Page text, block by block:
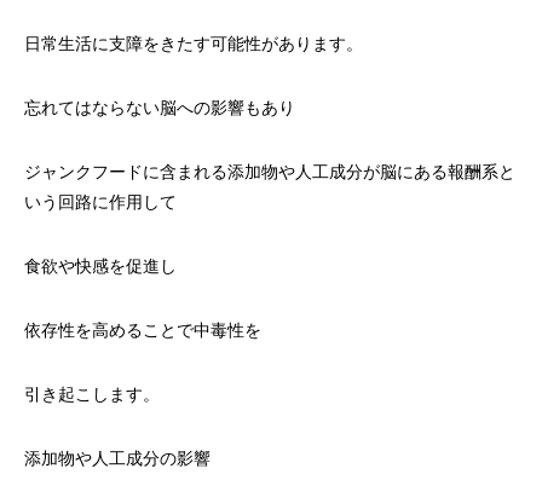
日常生活に支障をきたす可能性があります。
忘れてはならない脳への影響もあり
ジャンクフードに含まれる添加物や人工成分が脳にある報酬系と
いう回路に作用して
食欲や快感を促進し
依存性を高めることで中毒性を
引き起こします。
添加物や人工成分の影響